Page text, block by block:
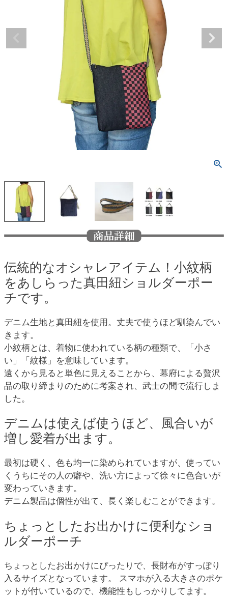
伝統的なオシャレアイテム！小紋柄
をあしらった真田紐ショルダーポー
チです。
デニム生地と真田紐を使用。丈夫で使うほど馴染んでい
きます。
小紋柄とは、着物に使われている柄の種類で、「小さ
い」「紋様」を意味しています。
遠くから見ると単色に見えることから、幕府による贅沢
品の取り締まりのために考案され、武士の間で流行しま
した。
デニムは使えば使うほど、風合いが
増し愛着が出ます。
最初は硬く、色も均一に染められていますが、使ってい
くうちにその人の癖や、洗い方によって徐々に色合いが
変わっていきます。
デニム製品は個性が出て、長く楽しむことができます。
ちょっとしたお出かけに便利なショ
ルダーポーチ
ちょっとしたお出かけにぴったりで、長財布がすっぽり
入るサイズとなっています。 スマホが入る大きさのポケ
ットが付いているので、機能性もしっかりしてます。